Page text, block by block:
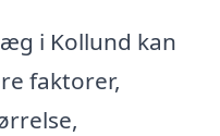
i Kollund kan
faktorer,